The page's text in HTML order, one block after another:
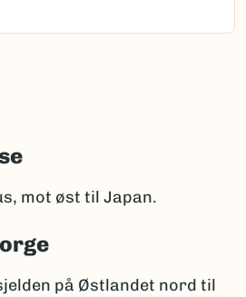
mot øst til Japan.
på Østlandet nord til